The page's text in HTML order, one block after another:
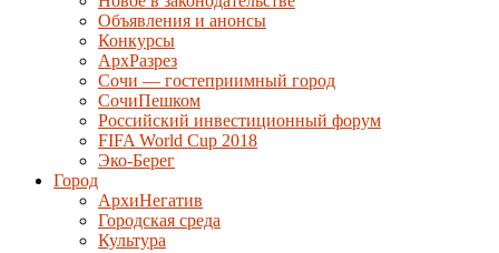
Объявления и анонсы
Конкурсы
АрхРазрез
Сочи — гостеприимный город
СочиПешком
Российский инвестиционный форум
FIFA World Cup 2018
Эко-Берег
Город
АрхиНегатив
Городская среда
Культура